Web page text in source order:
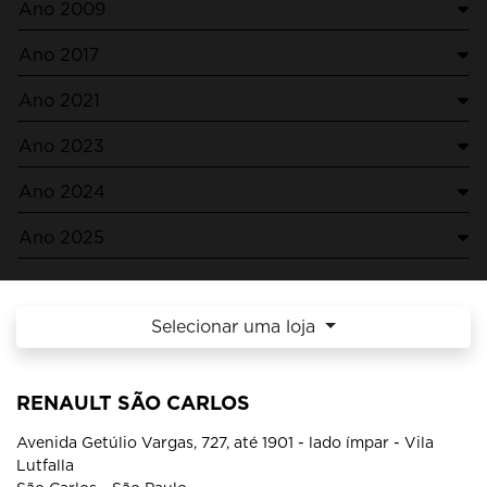
Ano 2009
Ano 2017
Ano 2021
Ano 2023
Ano 2024
Ano 2025
Selecionar uma loja
RENAULT SÃO CARLOS
Avenida Getúlio Vargas, 727, até 1901 - lado ímpar - Vila
Lutfalla